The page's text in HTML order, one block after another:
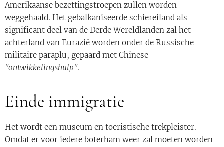
Amerikaanse bezettingstroepen zullen worden
weggehaald. Het gebalkaniseerde schiereiland als
significant deel van de Derde Wereldlanden zal het
achterland van Eurazië worden onder de Russische
militaire paraplu, gepaard met Chinese
"ontwikkelingshulp".
Einde immigratie
Het wordt een museum en toeristische trekpleister.
Omdat er voor iedere boterham weer zal moeten worden